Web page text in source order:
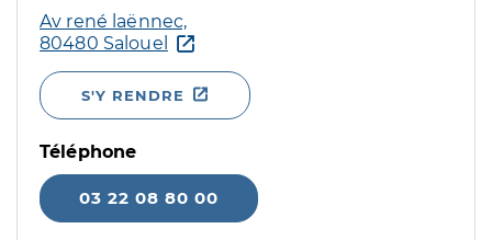
Av rené laënnec,
80480 Salouel
S'Y RENDRE
Téléphone
03 22 08 80 00